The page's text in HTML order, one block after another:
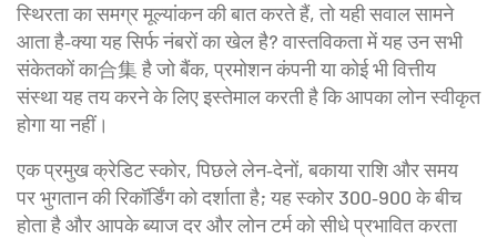
स्थिरता का समग्र मूल्यांकनकी बात करते हैं, तो यही सवाल सामने
आता है‑क्या यह सिर्फ नंबरों का खेल है? वास्तविकता में यह उन सभी
संकेतकों का合集 है जो बैंक, प्रमोशन कंपनी या कोई भी वित्तीय
संस्था यह तय करने के लिए इस्तेमाल करती है कि आपका लोन स्वीकृत
होगा या नहीं।
एक प्रमुखक्रेडिट स्कोर,पिछले लेन‑देनों, बकाया राशि और समय
पर भुगतान की रिकॉर्डिंगको दर्शाता है; यह स्कोर 300‑900 के बीच
होता है और आपके ब्याज दर और लोन टर्म को सीधे प्रभावित करता